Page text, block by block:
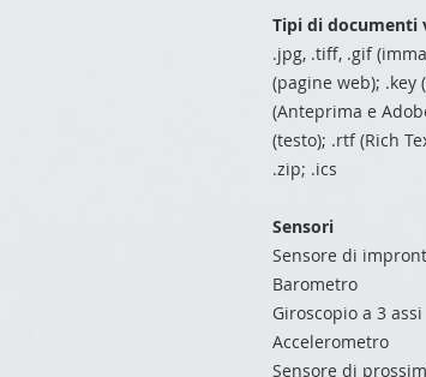
Tipi di documenti
.jpg, .tiff, .gif
(pagine web); .key
(Anteprima e
(testo); .rtf (Rich
.zip; .ics
Sensori
Sensore di
Barometro
Giroscopio a 3 assi
Accelerometro
Sensore di